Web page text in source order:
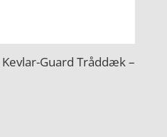
Kevlar-Guard Tråddæk –